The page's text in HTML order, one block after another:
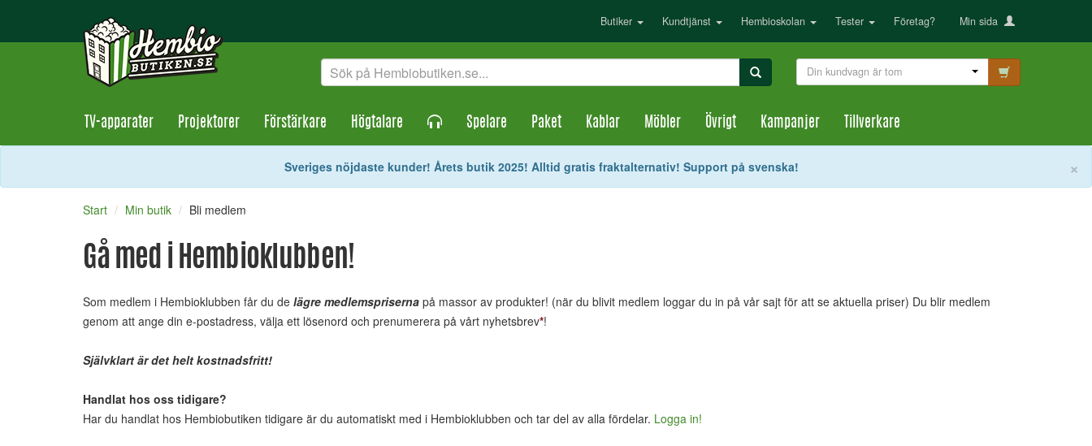
Butiker Kundtjänst Hembioskolan Tester Företag? Min sida
Din kundvagn är tom
TV-apparater Projektorer Förstärkare Högtalare Spelare Paket Kablar Möbler Övrigt Kampanjer Tillverkare
×
Sveriges nöjdaste kunder! Årets butik 2025! Alltid gratis fraktalternativ! Support på svenska!
Start Min butik Bli medlem
Gå med i Hembioklubben!
Som medlem i Hembioklubben får du de lägre medlemspriserna på massor av produkter! (när du blivit medlem loggar du in på vår sajt för att se aktuella priser) Du blir medlem
genom att ange din e-postadress, välja ett lösenord och prenumerera på vårt nyhetsbrev*!
Självklart är det helt kostnadsfritt!
Handlat hos oss tidigare?
Har du handlat hos Hembiobutiken tidigare är du automatiskt med i Hembioklubben och tar del av alla fördelar. Logga in!